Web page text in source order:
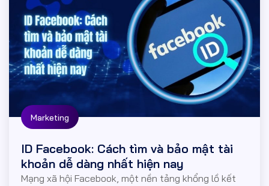
Marketing
ID Facebook: Cách tìm và bảo mật tài
khoản dễ dàng nhất hiện nay
Mạng xã hội Facebook, một nền tảng khổng lồ kết